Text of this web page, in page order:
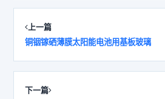
上一篇
铜铟镓硒薄膜太阳能电池用基板玻璃
下一篇